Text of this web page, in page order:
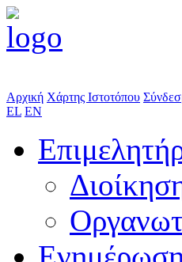
Αρχική Χάρτης Ιστοτόπου
EL EN